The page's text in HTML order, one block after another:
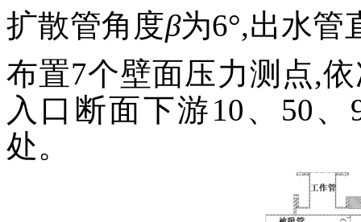
扩散管角度β为6°,出水管
布置7个壁面压力测点,
入口断面下游10、50、
处。